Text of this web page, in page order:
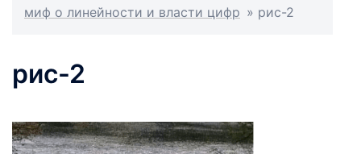
миф о линейности и власти цифр » рис-2
рис-2